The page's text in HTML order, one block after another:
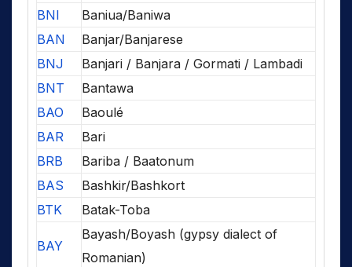
BNI
Baniua/Baniwa
BAN
Banjar/Banjarese
BNJ
Banjari / Banjara / Gormati / Lambadi
BNT
Bantawa
BAO
Baoulé
BAR
Bari
BRB
Bariba / Baatonum
BAS
Bashkir/Bashkort
BTK
Batak-Toba
BAY
Bayash/Boyash (gypsy dialect of
Romanian)